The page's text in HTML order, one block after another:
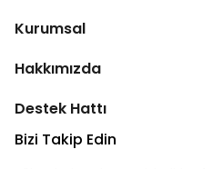
Kurumsal
Hakkımızda
Destek Hattı
Bizi Takip Edin